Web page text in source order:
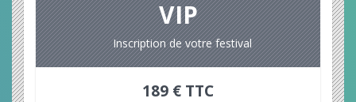
VIP
Inscription de votre festival
189 € TTC